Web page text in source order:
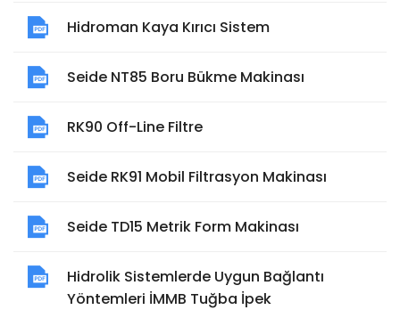
Hidroman Kaya Kırıcı Sistem
Seide NT85 Boru Bükme Makinası
RK90 Off-Line Filtre
Seide RK91 Mobil Filtrasyon Makinası
Seide TD15 Metrik Form Makinası
Hidrolik Sistemlerde Uygun Bağlantı
Yöntemleri İMMB Tuğba İpek